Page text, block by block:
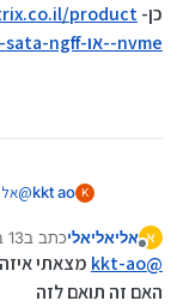
כן-
nvme--או-m2-sata-ngff-ל-usb
K
kkt ao
@
א
מנותק
אליאליאליכתב ב13 במרץ 2023, 5:50
נערך
@
kkt-ao מצאתי
האם זה תואם לזה